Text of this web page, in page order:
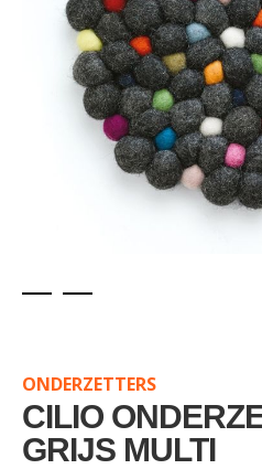
beginning
of
the
images
ONDERZETTERS
CILIO
GRIJS MULTI